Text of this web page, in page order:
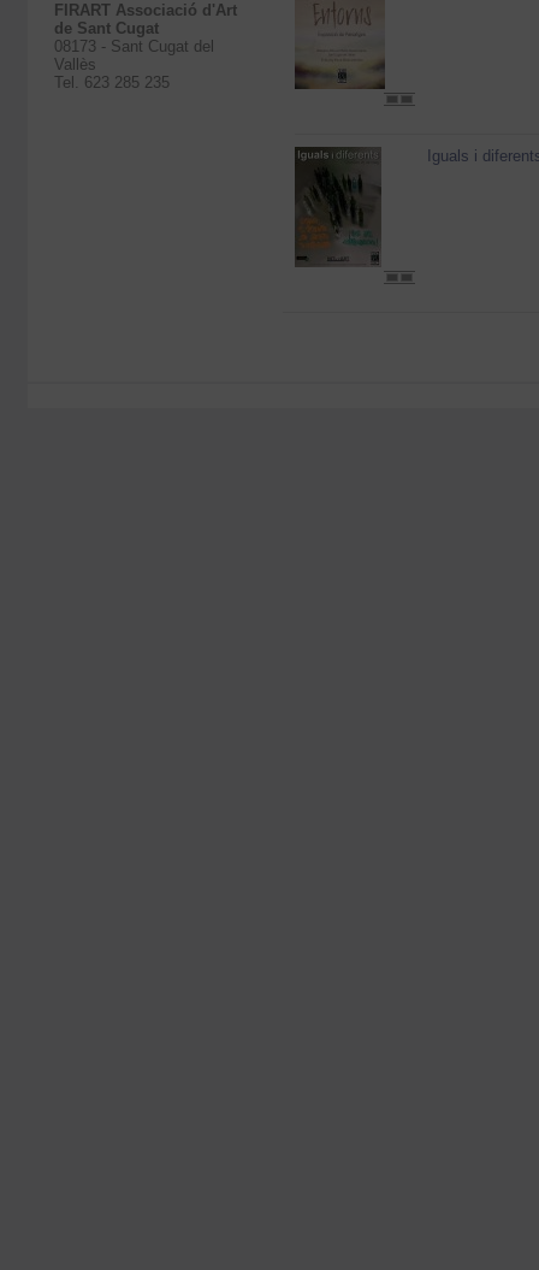
FIRART Associació d'Art
de Sant Cugat
08173 - Sant Cugat del
Vallès
Tel. 623 285 235
Iguals i